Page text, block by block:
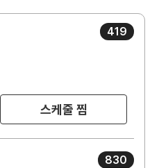
419
스케줄 찜
830